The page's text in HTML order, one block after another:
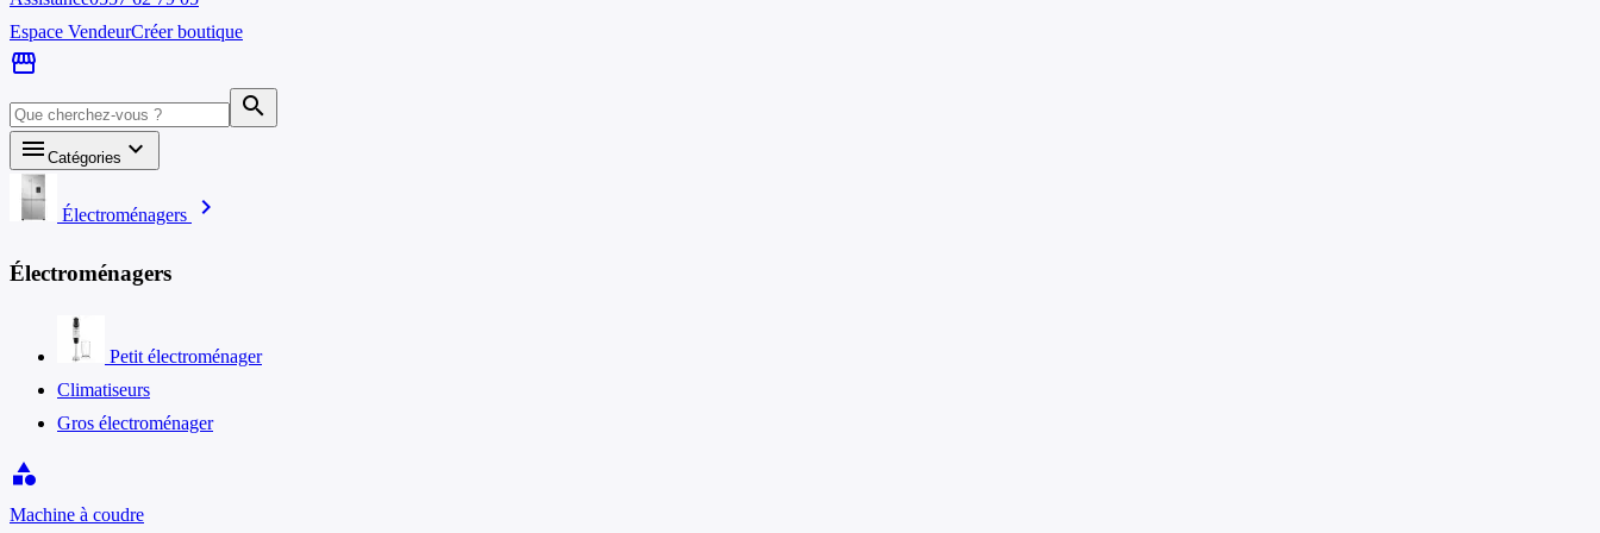
Espace VendeurCréer boutique
storefront
search
menu Catégories keyboard_arrow_down
Électroménagers chevron_right
Électroménagers
Petit électroménager
Climatiseurs
Gros électroménager
category
Machine à coudre